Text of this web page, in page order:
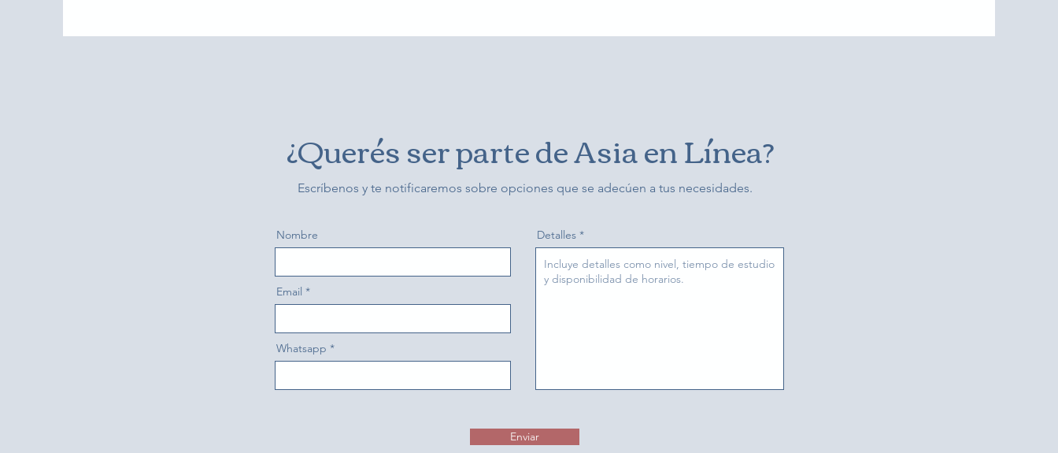
¿Querés ser parte de Asia en Línea?
Escríbenos y te notificaremos sobre opciones que se adecúen a tus necesidades.
Nombre
Email
Whatsapp
Detalles
Enviar